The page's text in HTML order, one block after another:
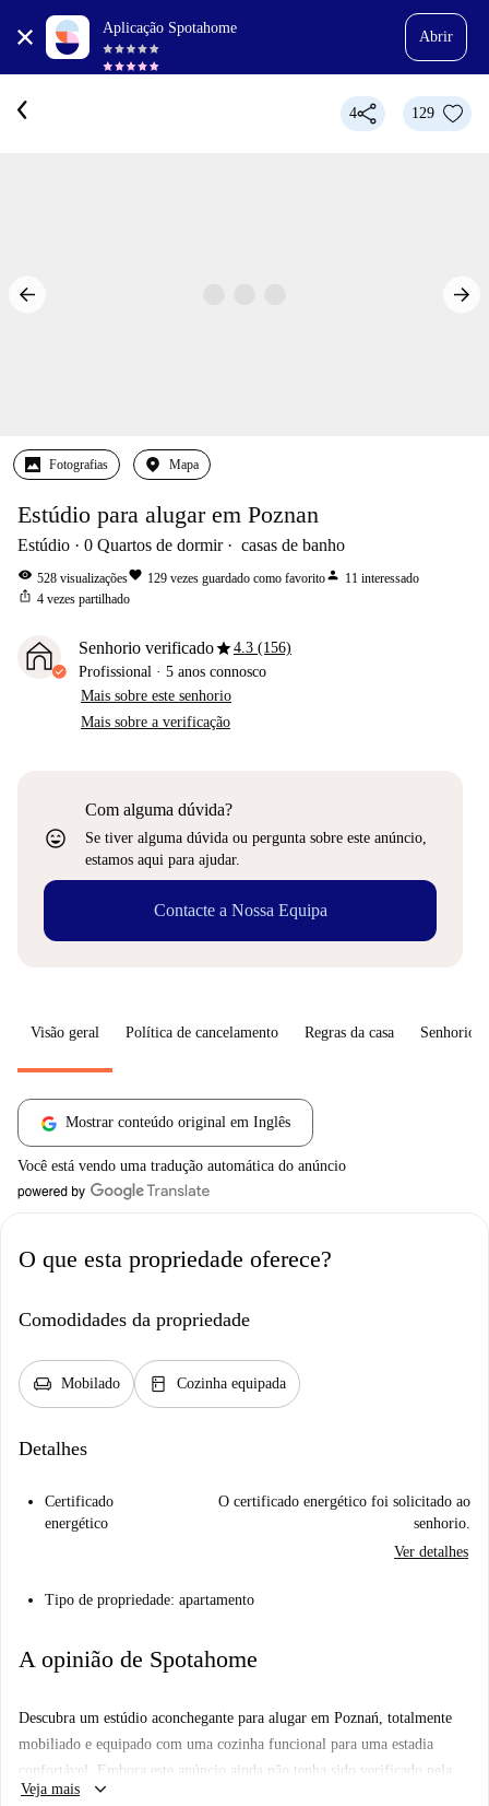
Aplicação Spotahome
Abrir
4 129
Fotografias Mapa
Estúdio para alugar em Poznan
Estúdio 0 Quartos de dormir casas de banho
visibility 528 visualizaçõesfavorite 129 vezes guardado como favoritoperson 11 interessado
ios_share 4 vezes partilhado
Senhorio verificadostar4.3 (156)
Profissional · 5 anos connosco
Mais sobre este senhorio
Mais sobre a verificação
sentiment_very_satisfied
Com alguma dúvida?
Se tiver alguma dúvida ou pergunta sobre este anúncio,
estamos aqui para ajudar.
Contacte a Nossa Equipa
Visão geral Política de cancelamento Regras da casa Senhorio
Mostrar conteúdo original em Inglês
Você está vendo uma tradução automática do anúncio
O que esta propriedade oferece?
Comodidades da propriedade
chair Mobilado kitchen Cozinha equipada
Detalhes
Certificado
energético
O certificado energético foi solicitado ao
senhorio.
Ver detalhes
Tipo de propriedade: apartamento
A opinião de Spotahome
Descubra um estúdio aconchegante para alugar em Poznań, totalmente
mobiliado e equipado com uma cozinha funcional para uma estadia
confortável. Embora este anúncio ainda não tenha sido verificado pela
equipe da Spotahome, você pode ter certeza de que todos os
Veja mais keyboard_arrow_down